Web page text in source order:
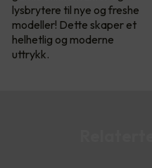
lysbrytere til nye og freshe
modeller! Dette skaper et
helhetlig og moderne
uttrykk.